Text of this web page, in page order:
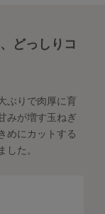
どっしりコ
ぶりで肉厚に育
みが増す玉ねぎ
めにカットする
した。